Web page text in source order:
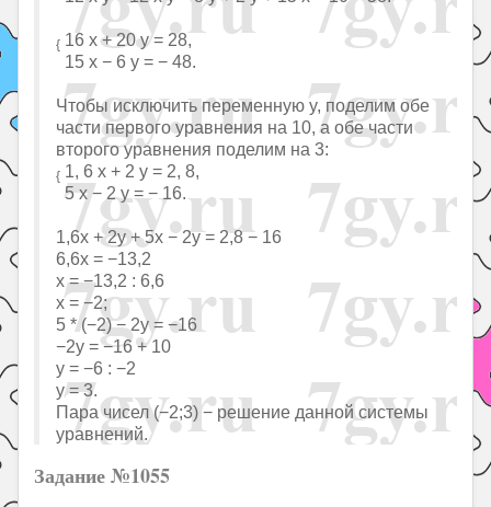
{ 16 x + 20 y = 28,
15 x − 6 y = − 48.
Чтобы исключить переменную y, поделим обе
части первого уравнения на 10, а обе части
второго уравнения поделим на 3:
{ 1, 6 x + 2 y = 2, 8,
5 x − 2 y = − 16.
1,6x + 2y + 5x − 2y = 2,8 − 16
6,6x = −13,2
x = −13,2 : 6,6
x = −2;
5 * (−2) − 2y = −16
−2y = −16 + 10
y = −6 : −2
y = 3.
Пара чисел (−2;3) − решение данной системы
уравнений.
Задание №1055